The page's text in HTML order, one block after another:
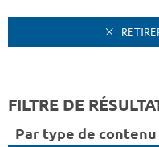
FILTRE DE
Par type de contenu